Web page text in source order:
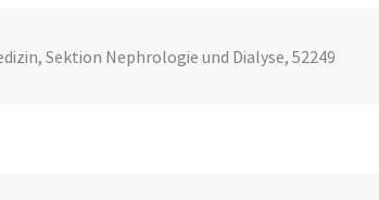
Sektion Nephrologie und Dialyse, 52249